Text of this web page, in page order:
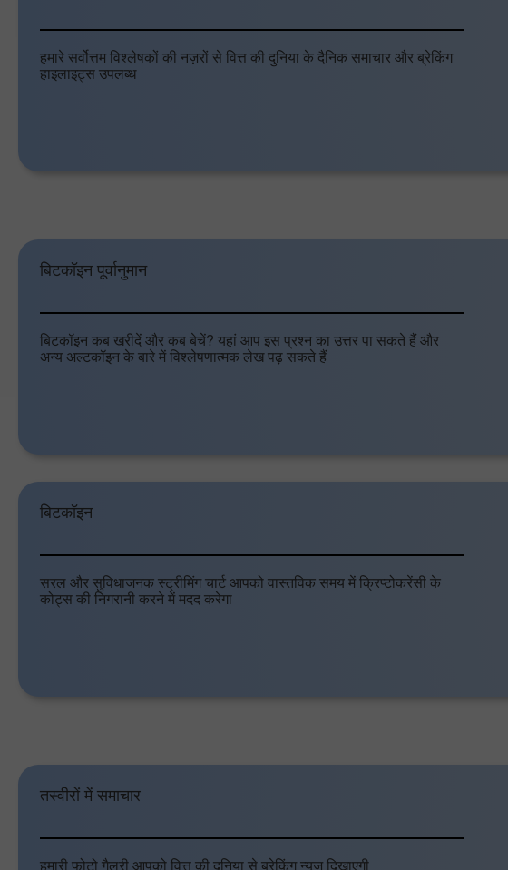
हमारे सर्वोत्तम विश्लेषकों की नज़रों से वित्त की दुनिया के दैनिक समाचार और ब्रेकिंग
हाइलाइट्स उपलब्ध
बिटकॉइन पूर्वानुमान
बिटकॉइन कब खरीदें और कब बेचें? यहां आप इस प्रश्न का उत्तर पा सकते हैं और
अन्य अल्टकॉइन के बारे में विश्लेषणात्मक लेख पढ़ सकते हैं
बिटकॉइन
सरल और सुविधाजनक स्ट्रीमिंग चार्ट आपको वास्तविक समय में क्रिप्टोकरेंसी के
कोट्स की निगरानी करने में मदद करेगा
तस्वीरों में समाचार
हमारी फोटो गैलरी आपको वित्त की दुनिया से ब्रेकिंग न्यूज दिखाएगी